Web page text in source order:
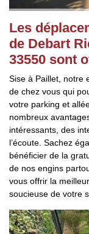
Les
de Debart
33550 sont
Sise à Paillet, notre
de chez vous qui
votre parking et
nombreux
intéressants, des
l’écoute. Sachez
bénéficier de la
de nos engins
vous offrir la
soucieuse de votre